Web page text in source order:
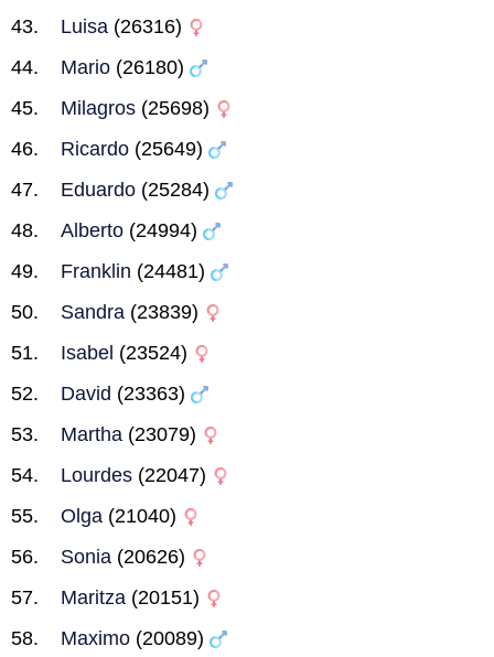
Luisa (26316)
Mario (26180)
Milagros (25698)
Ricardo (25649)
Eduardo (25284)
Alberto (24994)
Franklin (24481)
Sandra (23839)
Isabel (23524)
David (23363)
Martha (23079)
Lourdes (22047)
Olga (21040)
Sonia (20626)
Maritza (20151)
Maximo (20089)